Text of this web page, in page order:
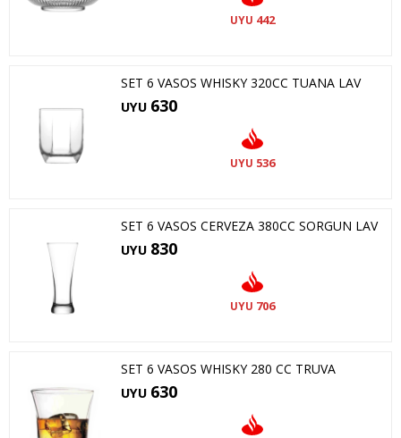
UYU 442
SET 6 VASOS WHISKY 320CC TUANA LAV
UYU 630
UYU 536
SET 6 VASOS CERVEZA 380CC SORGUN LAV
UYU 830
UYU 706
SET 6 VASOS WHISKY 280 CC TRUVA
UYU 630